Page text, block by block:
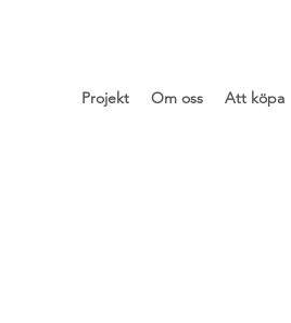
Projekt Om oss Att köpa